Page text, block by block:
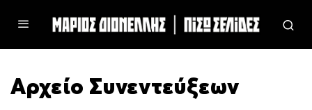
Αρχείο Συνεντεύξεων